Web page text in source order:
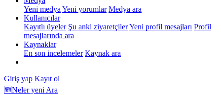
Yeni medya Yeni yorumlar Medya ara
Kullanıcılar
Kayıtlı üyeler Şu anki ziyaretçilerYeni profil mesajları Profil
mesajlarında ara
Kaynaklar
En son incelemeler Kaynak ara
Giriş yap Kayıt ol
🆕Neler yeni Ara